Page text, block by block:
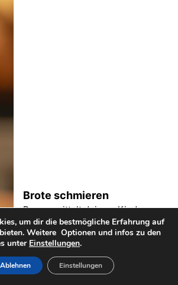
Brote schmieren
Das vermittelt deinem Kind
spielerisch Feinmotorik und
Kreativität.
um dir die bestmögliche Erfahrung auf
Weitere Optionen und infos zu den
unter Einstellungen.
Ablehnen Einstellungen